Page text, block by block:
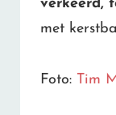
verkeerd,
met
Foto: Tim